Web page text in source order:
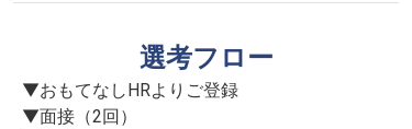
選考フロー
▼おもてなしHRよりご登録
▼面接（2回）